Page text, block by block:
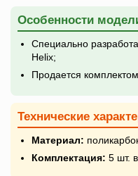
Особенности
Специально
Helix;
Продается
Технические
Материал:
Комплектация: 5 шт.